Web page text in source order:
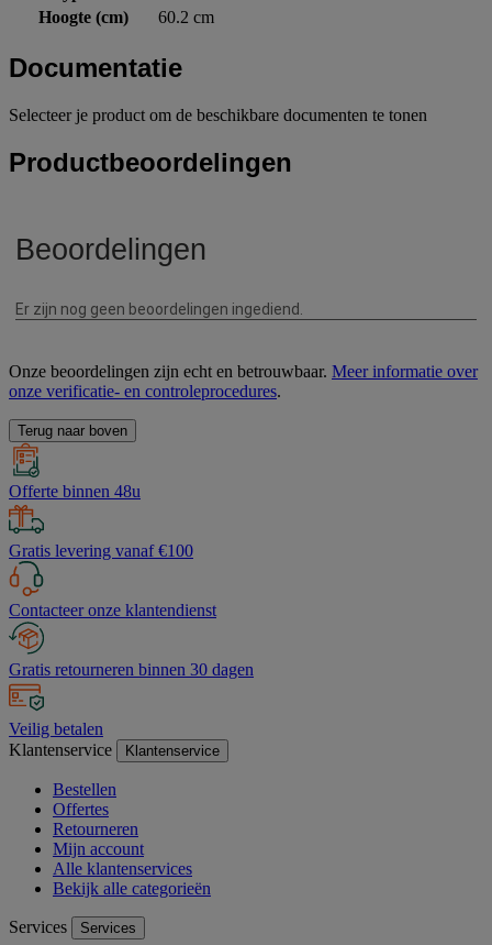
Hoogte (cm)
60.2 cm
Documentatie
Selecteer je product om de beschikbare documenten te tonen
Productbeoordelingen
Onze beoordelingen zijn echt en betrouwbaar. Meer informatie over
onze verificatie- en controleprocedures.
Terug naar boven
Offerte binnen 48u
Gratis levering vanaf €100
Contacteer onze klantendienst
Gratis retourneren binnen 30 dagen
Veilig betalen
Klantenservice
Klantenservice
Bestellen
Offertes
Retourneren
Mijn account
Alle klantenservices
Bekijk alle categorieën
Services Services